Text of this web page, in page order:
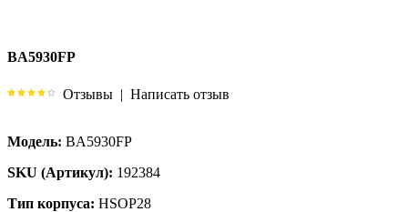
BA5930FP
Отзывы | Написать отзыв
Модель: BA5930FP
SKU (Артикул): 192384
Тип корпуса: HSOP28